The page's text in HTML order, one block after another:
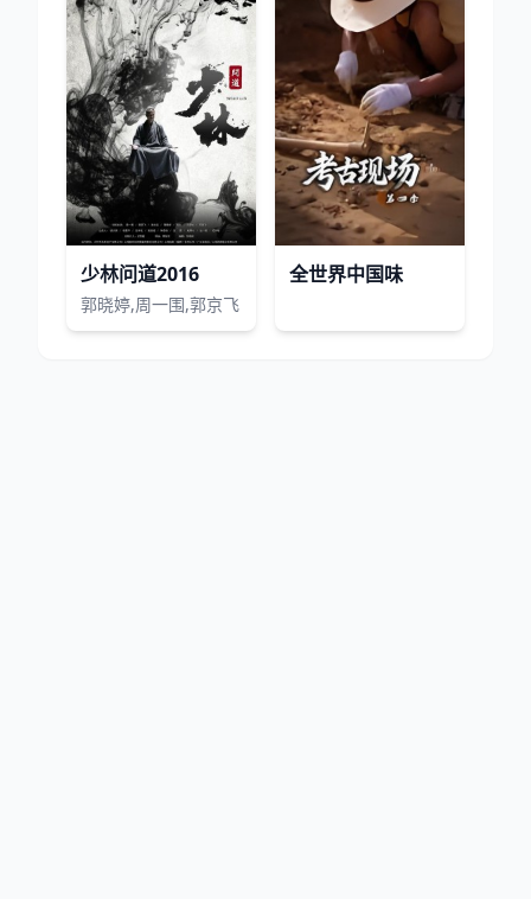
少林问道2016
郭晓婷,周一围,郭京飞
全世界中国味